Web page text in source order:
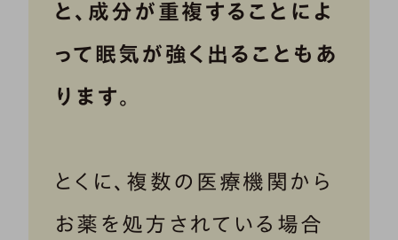
と、成分が重複することによ
って眠気が強く出ることもあ
ります。
とくに、複数の医療機関から
お薬を処方されている場合